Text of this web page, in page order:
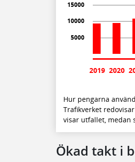
2019 2020
5000
10000
15000
Hur pengarna
Trafikverket
visar utfallet, medan
Ökad takt i